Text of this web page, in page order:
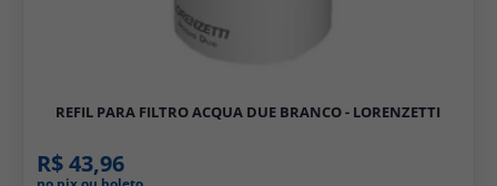
REFIL PARA FILTRO ACQUA DUE BRANCO - LORENZETTI
R$ 43,96